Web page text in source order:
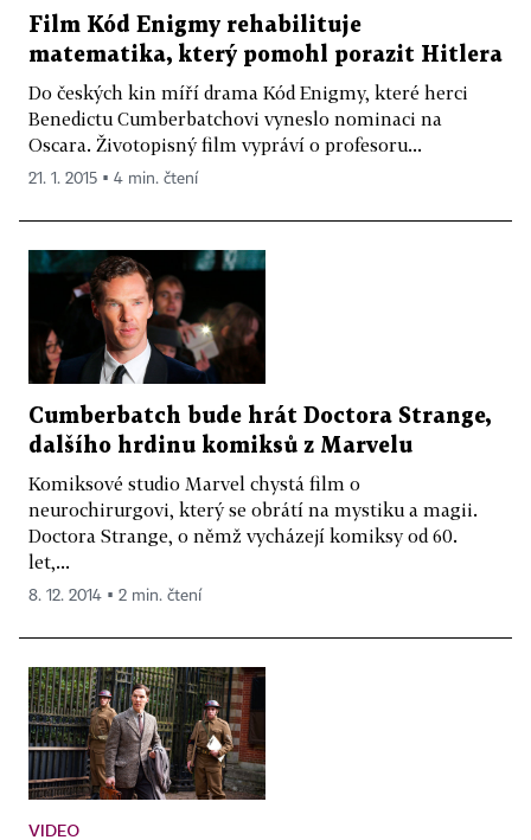
Film Kód Enigmy rehabilituje
matematika, který pomohl porazit Hitlera
Do českých kin míří drama Kód Enigmy, které herci
Benedictu Cumberbatchovi vyneslo nominaci na
Oscara. Životopisný film vypráví o profesoru...
21. 1. 2015 ▪ 4 min. čtení
Cumberbatch bude hrát Doctora Strange,
dalšího hrdinu komiksů z Marvelu
Komiksové studio Marvel chystá film o
neurochirurgovi, který se obrátí na mystiku a magii.
Doctora Strange, o němž vycházejí komiksy od 60.
let,...
8. 12. 2014 ▪ 2 min. čtení
VIDEO